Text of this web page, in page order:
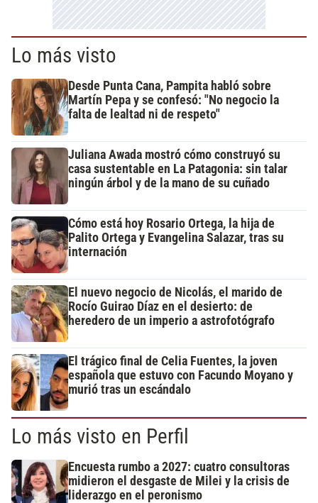
Lo más visto
Desde Punta Cana, Pampita habló sobre
Martín Pepa y se confesó: "No negocio la
falta de lealtad ni de respeto"
Juliana Awada mostró cómo construyó su
casa sustentable en La Patagonia: sin talar
ningún árbol y de la mano de su cuñado
Cómo está hoy Rosario Ortega, la hija de
Palito Ortega y Evangelina Salazar, tras su
internación
El nuevo negocio de Nicolás, el marido de
Rocío Guirao Díaz en el desierto: de
heredero de un imperio a astrofotógrafo
El trágico final de Celia Fuentes, la joven
española que estuvo con Facundo Moyano y
murió tras un escándalo
Lo más visto en Perfil
Encuesta rumbo a 2027: cuatro consultoras
midieron el desgaste de Milei y la crisis de
liderazgo en el peronismo